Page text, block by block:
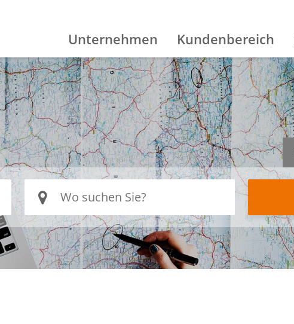
Unternehmen Kundenbereich